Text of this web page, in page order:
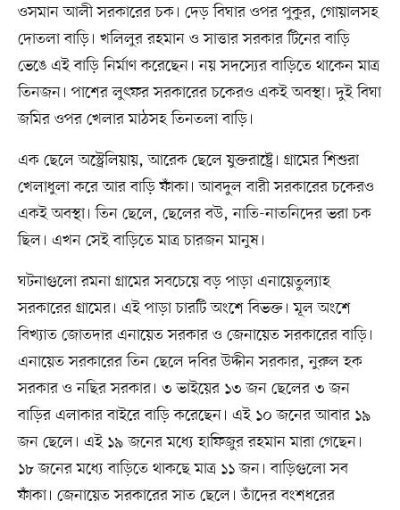
ওসমান আলী সরকারের চক। দেড় বিঘার ওপর পুকুর, গোয়ালসহ
দোতলা বাড়ি। খলিলুর রহমান ও সাত্তার সরকার টিনের বাড়ি
ভেঙে এই বাড়ি নির্মাণ করেছেন। নয় সদস্যের বাড়িতে থাকেন মাত্র
তিনজন। পাশের লুৎফর সরকারের চকেরও একই অবস্থা। দুই বিঘা
জমির ওপর খেলার মাঠসহ তিনতলা বাড়ি।
এক ছেলে অস্ট্রেলিয়ায়, আরেক ছেলে যুক্তরাষ্ট্রে। গ্রামের শিশুরা
খেলাধুলা করে আর বাড়ি ফাঁকা। আবদুল বারী সরকারের চকেরও
একই অবস্থা। তিন ছেলে, ছেলের বউ, নাতি-নাতনিদের ভরা চক
ছিল। এখন সেই বাড়িতে মাত্র চারজন মানুষ।
ঘটনাগুলো রমনা গ্রামের সবচেয়ে বড় পাড়া এনায়েতুল্যাহ
সরকারের গ্রামের। এই পাড়া চারটি অংশে বিভক্ত। মূল অংশে
বিখ্যাত জোতদার এনায়েত সরকার ও জেনায়েত সরকারের বাড়ি।
এনায়েত সরকারের তিন ছেলে দবির উদ্দীন সরকার, নুরুল হক
সরকার ও নছির সরকার। ৩ ভাইয়ের ১৩ জন ছেলের ৩ জন
বাড়ির এলাকার বাইরে বাড়ি করেছেন। এই ১০ জনের আবার ১৯
জন ছেলে। এই ১৯ জনের মধ্যে হাফিজুর রহমান মারা গেছেন।
১৮ জনের মধ্যে বাড়িতে থাকছে মাত্র ১১ জন। বাড়িগুলো সব
ফাঁকা। জেনায়েত সরকারের সাত ছেলে। তাঁদের বংশধরের